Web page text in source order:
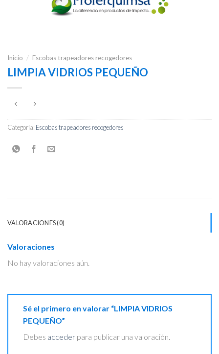
Inicio / Escobas trapeadores recogedores
LIMPIA VIDRIOS PEQUEÑO
Categoría: Escobas trapeadores recogedores
VALORACIONES (0)
Valoraciones
No hay valoraciones aún.
Sé el primero en valorar “LIMPIA VIDRIOS
PEQUEÑO”
Debes acceder para publicar una valoración.